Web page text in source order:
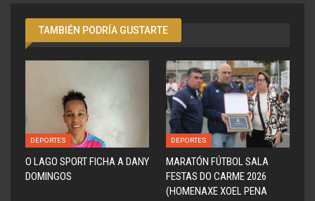
TAMBIÉN PODRÍA GUSTARTE
DEPORTES
O LAGO SPORT FICHA A DANY
DOMINGOS
DEPORTES
MARATÓN FÚTBOL SALA
FESTAS DO CARME 2026
(HOMENAXE XOEL PENA